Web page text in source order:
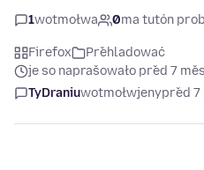
1wotmołwa 0ma tutón
Firefox
Přehladować
je so naprašowało před 7
TyDraniuwotmołwjenypřed 7